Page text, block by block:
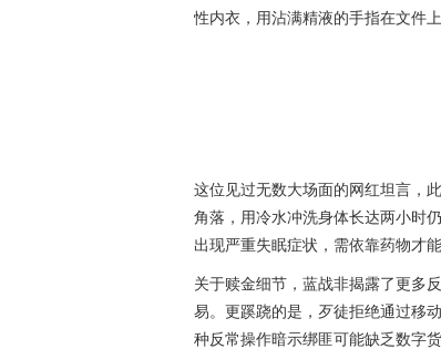
性内衣，用沾满精液的手指在文件
这位见过无数大场面的网红坦言，
角落，用冷水冲洗身体长达两小时
出现严重失眠症状，需依靠药物才能
关于赎金细节，蓝战非揭露了更多
易。更蹊跷的是，歹徒拒绝通过移
种反常操作暗示绑匪可能缺乏数字